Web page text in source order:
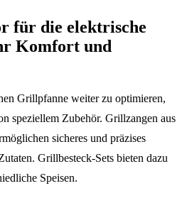
für die elektrische
Komfort und
Grillpfanne weiter zu optimieren,
speziellem Zubehör. Grillzangen aus
sicheres und präzises
Grillbesteck-Sets bieten dazu
Speisen.